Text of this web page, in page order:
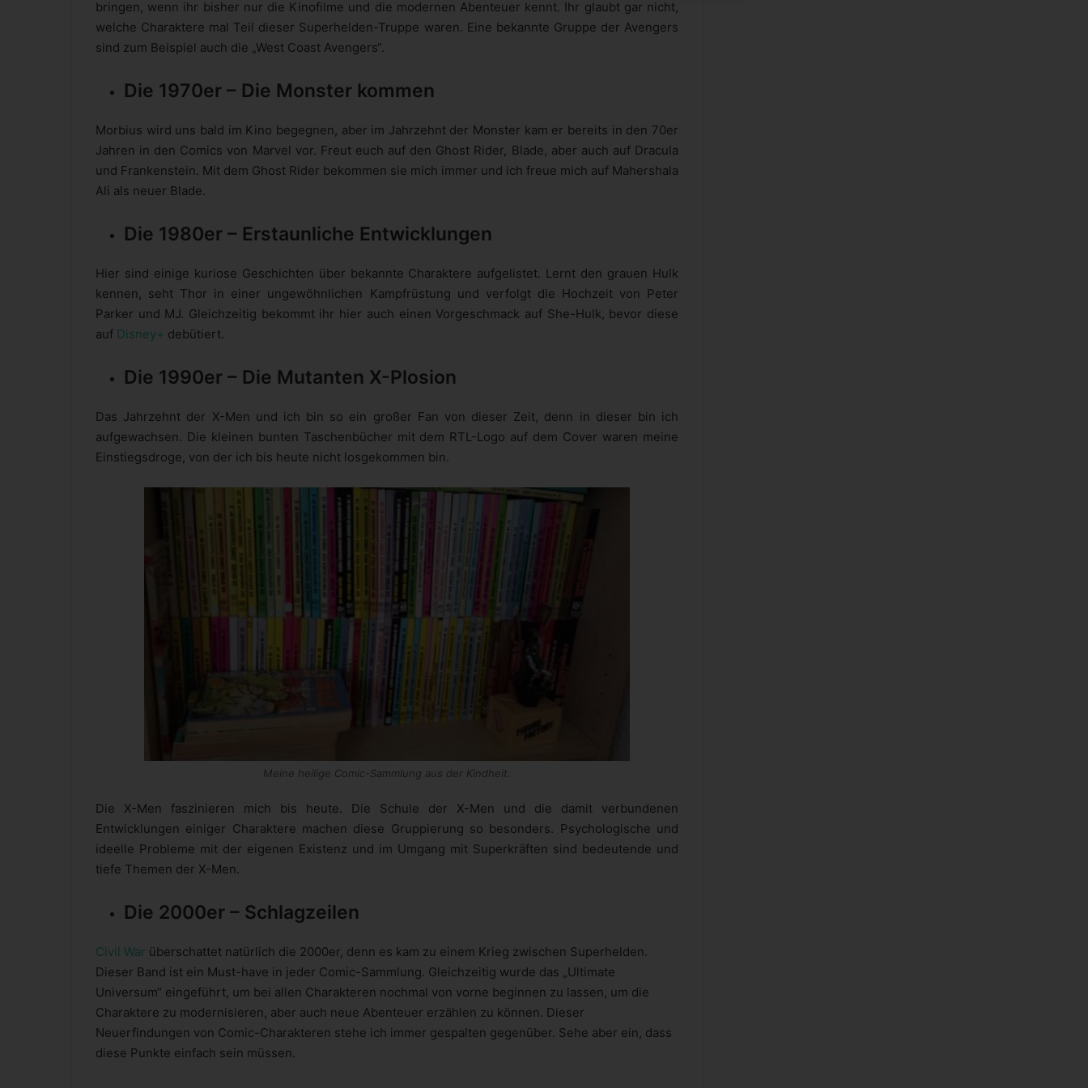
bringen, wenn ihr bisher nur die Kinofilme und die modernen Abenteuer kennt. Ihr glaubt gar nicht,
welche Charaktere mal Teil dieser Superhelden-Truppe waren. Eine bekannte Gruppe der Avengers
sind zum Beispiel auch die „West Coast Avengers“.
Die 1970er – Die Monster kommen
Morbius wird uns bald im Kino begegnen, aber im Jahrzehnt der Monster kam er bereits in den 70er
Jahren in den Comics von Marvel vor. Freut euch auf den Ghost Rider, Blade, aber auch auf Dracula
und Frankenstein. Mit dem Ghost Rider bekommen sie mich immer und ich freue mich auf Mahershala
Ali als neuer Blade.
Die 1980er – Erstaunliche Entwicklungen
Hier sind einige kuriose Geschichten über bekannte Charaktere aufgelistet. Lernt den grauen Hulk
kennen, seht Thor in einer ungewöhnlichen Kampfrüstung und verfolgt die Hochzeit von Peter
Parker und MJ. Gleichzeitig bekommt ihr hier auch einen Vorgeschmack auf She-Hulk, bevor diese
auf Disney+ debütiert.
Die 1990er – Die Mutanten X-Plosion
Das Jahrzehnt der X-Men und ich bin so ein großer Fan von dieser Zeit, denn in dieser bin ich
aufgewachsen. Die kleinen bunten Taschenbücher mit dem RTL-Logo auf dem Cover waren meine
Einstiegsdroge, von der ich bis heute nicht losgekommen bin.
Meine heilige Comic-Sammlung aus der Kindheit.
Die X-Men faszinieren mich bis heute. Die Schule der X-Men und die damit verbundenen
Entwicklungen einiger Charaktere machen diese Gruppierung so besonders. Psychologische und
ideelle Probleme mit der eigenen Existenz und im Umgang mit Superkräften sind bedeutende und
tiefe Themen der X-Men.
Die 2000er – Schlagzeilen
Civil War überschattet natürlich die 2000er, denn es kam zu einem Krieg zwischen Superhelden.
Dieser Band ist ein Must-have in jeder Comic-Sammlung. Gleichzeitig wurde das „Ultimate
Universum“ eingeführt, um bei allen Charakteren nochmal von vorne beginnen zu lassen, um die
Charaktere zu modernisieren, aber auch neue Abenteuer erzählen zu können. Dieser
Neuerfindungen von Comic-Charakteren stehe ich immer gespalten gegenüber. Sehe aber ein, dass
diese Punkte einfach sein müssen.